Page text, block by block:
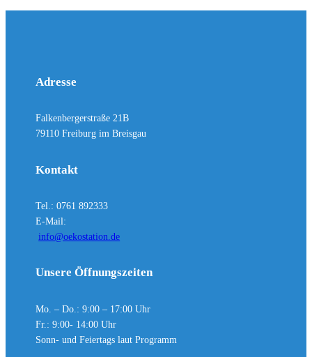
Adresse
Falkenbergerstraße 21B
79110 Freiburg im Breisgau
Kontakt
Tel.: 0761 892333
E-Mail:
info@oekostation.de
Unsere Öffnungszeiten
Mo. – Do.: 9:00 – 17:00 Uhr
Fr.: 9:00- 14:00 Uhr
Sonn- und Feiertags laut Programm